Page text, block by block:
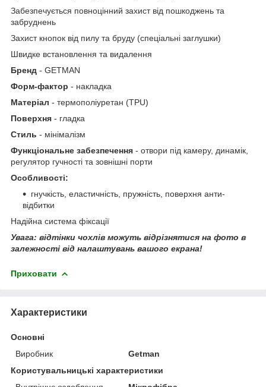
Забезпечується повноцінний захист від пошкоджень та
забруднень
Захист кнопок від пилу та бруду (спеціальні заглушки)
Швидке встановлення та видалення
Бренд - GETMAN
Форм-фактор - накладка
Матеріал - термополіуретан (TPU)
Поверхня - гладка
Стиль - мінімалізм
Функціональне забезпечення - отвори під камеру, динамік,
регулятор гучності та зовнішні порти
Особливості:
гнучкість, еластичність, пружність, поверхня анти-
відбитки
Надійна система фіксації
Увага: відтінки чохлів можуть відрізнятися на фото в
залежності від налаштувань вашого екрана!
Приховати
Характеристики
Основні
Виробник
Getman
Користувальницькі характеристики